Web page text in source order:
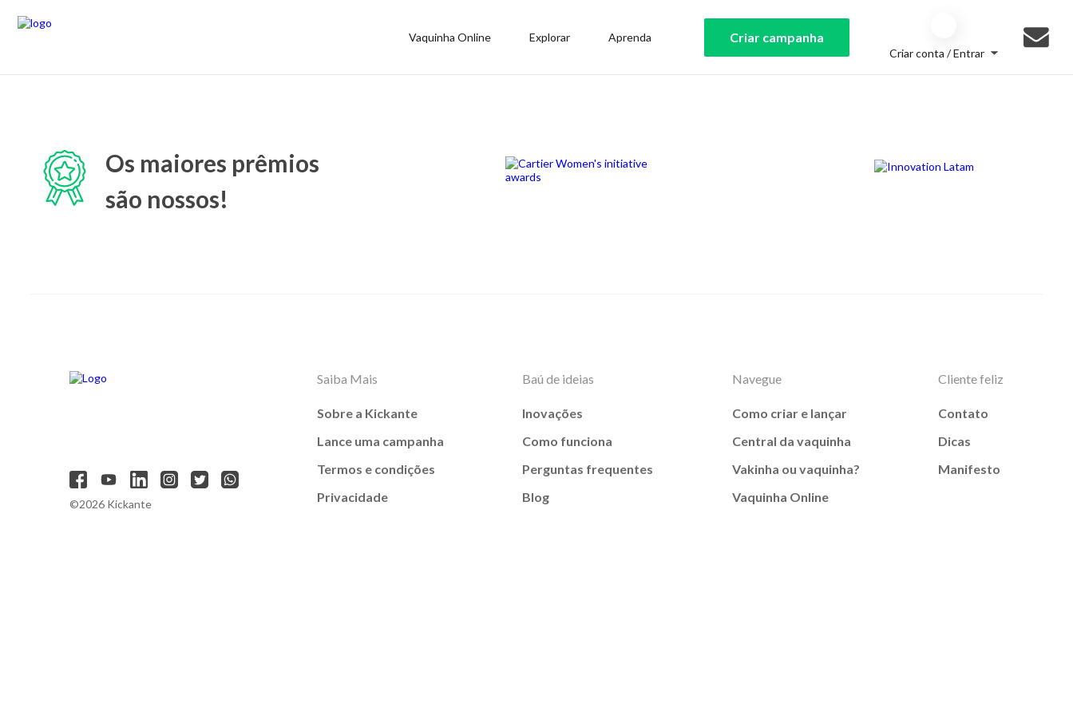
Vaquinha Online Explorar Aprenda Criar campanha
Criar conta / Entrar
Os maiores prêmios
são nossos!
©2026 Kickante
Saiba Mais
Sobre a Kickante
Lance uma campanha
Termos e condições
Privacidade
Baú de ideias
Inovações
Como funciona
Perguntas frequentes
Blog
Navegue
Como criar e lançar
Central da vaquinha
Vakinha ou vaquinha?
Vaquinha Online
Cliente feliz
Contato
Dicas
Manifesto